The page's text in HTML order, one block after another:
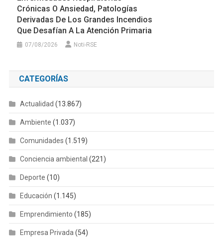
Crónicas O Ansiedad, Patologías
Derivadas De Los Grandes Incendios
Que Desafían A La Atención Primaria
07/08/2026 Noti-RSE
CATEGORÍAS
Actualidad (13.867)
Ambiente (1.037)
Comunidades (1.519)
Conciencia ambiental (221)
Deporte (10)
Educación (1.145)
Emprendimiento (185)
Empresa Privada (54)